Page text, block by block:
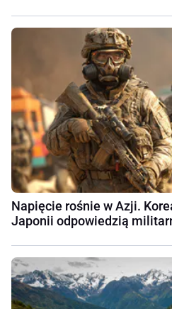
Napięcie rośnie w Azji.
Japonii odpowiedzią